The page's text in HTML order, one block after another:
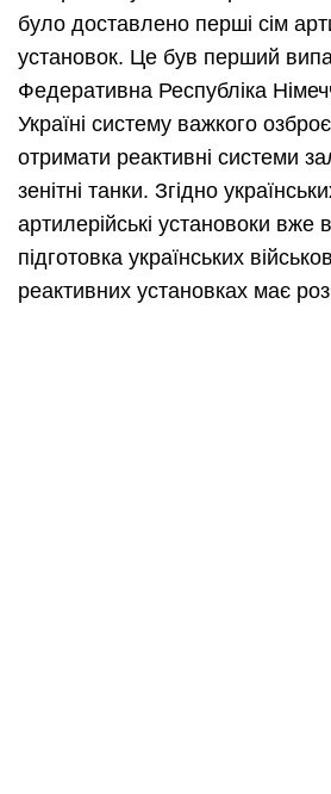
було доставлено перші сім
установок. Це був перший
Федеративна Республіка
Україні систему важкого
отримати реактивні системи
зенітні танки. Згідно
артилерійські установоки вже
підготовка українських
реактивних установках має